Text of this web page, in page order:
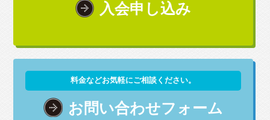
入会申し込み
料金などお気軽にご相談ください。
お問い合わせフォーム